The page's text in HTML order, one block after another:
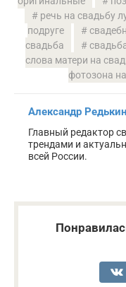
речь на свадьбу
подруге
свадьба
слова матери на
фотозона
Александр Редькин
Главный редактор
трендами и
всей России.